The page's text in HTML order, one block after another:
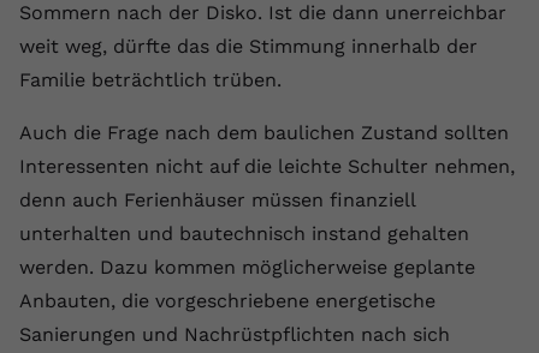
Sommern nach der Disko. Ist die dann unerreichbar
weit weg, dürfte das die Stimmung innerhalb der
Familie beträchtlich trüben.
Auch die Frage nach dem baulichen Zustand sollten
Interessenten nicht auf die leichte Schulter nehmen,
denn auch Ferienhäuser müssen finanziell
unterhalten und bautechnisch instand gehalten
werden. Dazu kommen möglicherweise geplante
Anbauten, die vorgeschriebene energetische
Sanierungen und Nachrüstpflichten nach sich
Laufzeit Session
YouTube setzt diesen Cookie, um die
Videopräferenzen des Benutzers zu
Videos verwendet.
Anbieter youtube.com